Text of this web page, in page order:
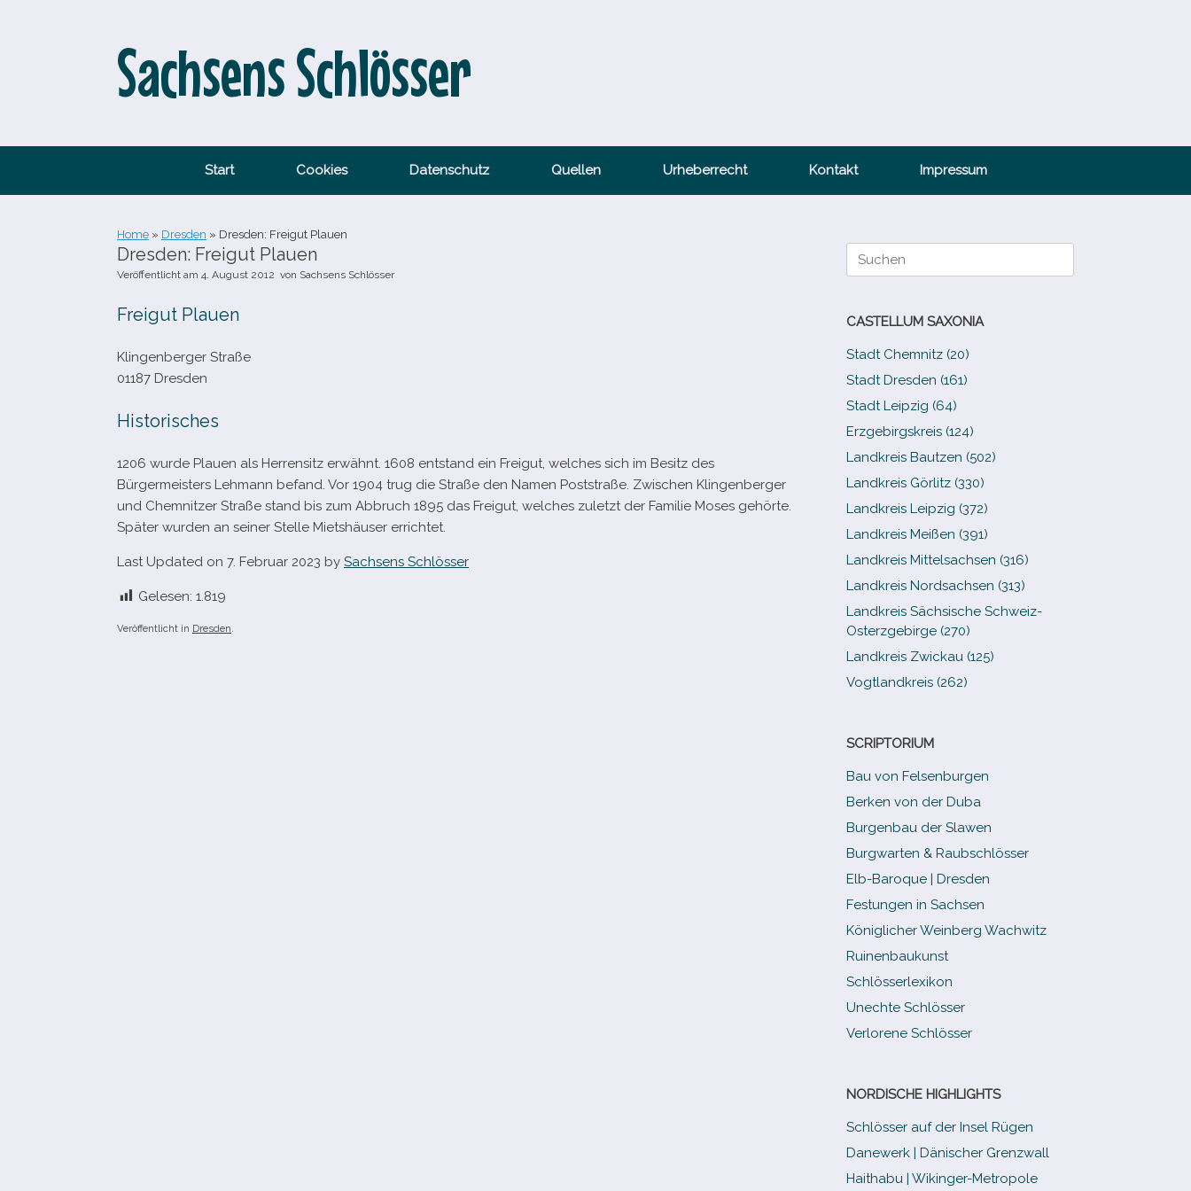
Sachsens Schlösser
Start Cookies Datenschutz Quellen Urheberrecht Kontakt Impressum
Home » Dresden » Dresden: Freigut Plauen
Dresden: Freigut Plauen
Veröffentlicht am 4. August 2012 von Sachsens Schlösser
Freigut Plauen
Klingenberger Straße
01187 Dresden
Historisches
1206 wurde Plauen als Herrensitz erwähnt. 1608 ent­stand ein Freigut, wel­ches sich im Besitz des
Bürgermeisters Lehmann befand. Vor 1904 trug die Straße den Namen Poststraße. Zwischen Klingenberger
und Chemnitzer Straße stand bis zum Abbruch 1895 das Freigut, wel­ches zuletzt der Familie Moses gehörte.
Später wur­den an sei­ner Stelle Mietshäuser errichtet.
Last Updated on 7. Februar 2023 by Sachsens Schlösser
Gelesen: 1.819
Veröffentlicht in Dresden
Suche
nach:
CASTELLUM SAXONIA
Stadt Chemnitz (20)
Stadt Dresden (161)
Stadt Leipzig (64)
Erzgebirgskreis (124)
Landkreis Bautzen (502)
Landkreis Görlitz (330)
Landkreis Leipzig (372)
Landkreis Meißen (391)
Landkreis Mittelsachsen (316)
Landkreis Nordsachsen (313)
Landkreis Sächsische Schweiz-​
Osterzgebirge (270)
Landkreis Zwickau (125)
Vogtlandkreis (262)
SCRIPTORIUM
Bau von Felsenburgen
Berken von der Duba
Burgenbau der Slawen
Burgwarten & Raubschlösser
Elb-​Baroque | Dresden
Festungen in Sachsen
Königlicher Weinberg Wachwitz
Ruinenbaukunst
Schlösserlexikon
Unechte Schlösser
Verlorene Schlösser
NORDISCHE HIGHLIGHTS
Schlösser auf der Insel Rügen
Danewerk | Dänischer Grenzwall
Haithabu | Wikinger-Metropole